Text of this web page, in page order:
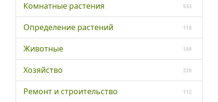
Комнатные растения 533
Определение растений 118
Животные 189
Хозяйство 220
Ремонт и строительство 112